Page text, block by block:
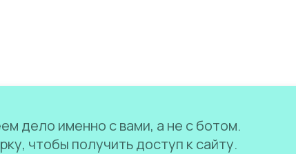
дело именно с вами, а не с ботом.
чтобы получить доступ к сайту.